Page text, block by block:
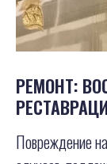
РЕМОНТ:
Повреждение